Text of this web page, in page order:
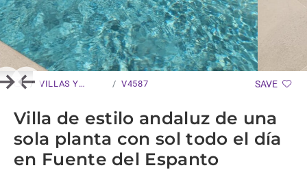
Previous
Next
VILLAS Y
V4587 SAVE
Villa de estilo andaluz de una
sola planta con sol todo el día
en Fuente del Espanto